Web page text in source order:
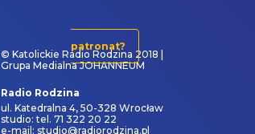
patronat?
© Katolickie Radio Rodzina 2018 |
Grupa Medialna JOHANNEUM
Radio Rodzina
ul. Katedralna 4, 50-328 Wrocław
studio: tel. 71 322 20 22
e-mail: studio@radiorodzina.pl